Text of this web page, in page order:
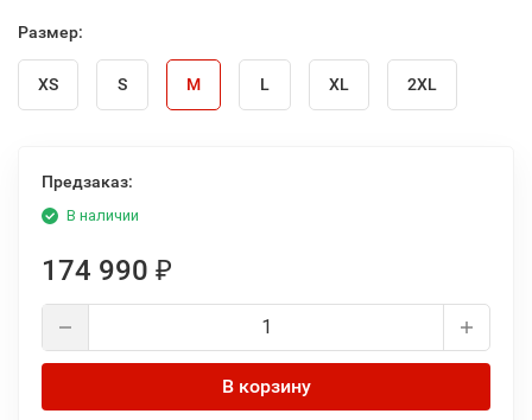
Размер:
XS S M L XL 2XL
Предзаказ:
В наличии
174 990 ₽
В корзину